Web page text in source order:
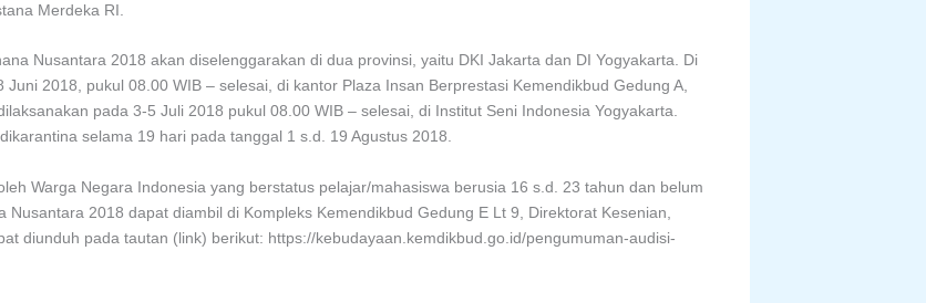
Merdeka RI.
Nusantara 2018 akan diselenggarakan di dua provinsi, yaitu DKI Jakarta dan DI Yogyakarta. Di
2018, pukul 08.00 WIB – selesai, di kantor Plaza Insan Berprestasi Kemendikbud Gedung A,
pada 3-5 Juli 2018 pukul 08.00 WIB – selesai, di Institut Seni Indonesia Yogyakarta.
selama 19 hari pada tanggal 1 s.d. 19 Agustus 2018.
Warga Negara Indonesia yang berstatus pelajar/mahasiswa berusia 16 s.d. 23 tahun dan belum
2018 dapat diambil di Kompleks Kemendikbud Gedung E Lt 9, Direktorat Kesenian,
diunduh pada tautan (link) berikut: https://kebudayaan.kemdikbud.go.id/pengumuman-audisi-